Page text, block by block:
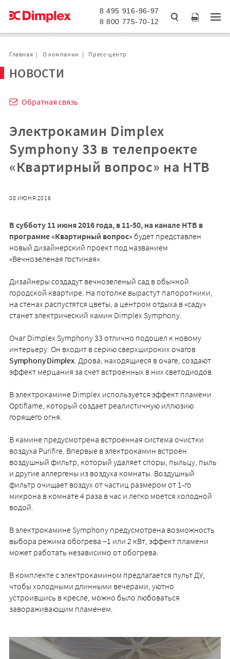
8 495 916-96-97
8 800 775-70-12
Главная О компании Пресс-центр
НОВОСТИ
Обратная связь
Электрокамин Dimplex
Symphony 33 в телепроекте
«Квартирный вопрос» на НТВ
08 ИЮНЯ 2016
В субботу 11 июня 2016 года, в 11-50, на канале НТВ в
программе «Квартирный вопрос»будет представлен
новый дизайнерский проект под названием
«Вечнозеленая гостиная».
Дизайнеры создадут вечнозеленый сад в обычной
городской квартире. На потолке вырастут папоротники,
на стенах распустятся цветы, а центром отдыха в «саду»
станет электрический камин Dimplex Symphony.
Очаг Dimplex Symphony 33 отлично подошел к новому
интерьеру. Он входит в серию сверхшироких очагов
Symphony Dimplex. Дрова, находящиеся в очаге, создают
эффект мерцания за счет встроенных в них светодиодов.
В электрокамине Dimplex используется эффект пламени
Optiflame, который создает реалистичную иллюзию
горящего огня.
В камине предусмотрена встроенная система очистки
воздуха Purifire. Впервые в электрокамин встроен
воздушный фильтр, который удаляет споры, пыльцу, пыль
и другие аллергены из воздуха комнаты. Воздушный
фильтр очищает воздух от частиц размером от 1-го
микрона в комнате 4 раза в час и легко моется холодной
водой.
В электрокамине Symphony предусмотрена возможность
выбора режима обогрева –1 или 2 кВт, эффект пламени
может работать независимо от обогрева.
В комплекте с электрокамином предлагается пульт ДУ,
чтобы холодными длинными вечерами, уютно
устроившись в кресле, можно было любоваться
завораживающим пламенем.